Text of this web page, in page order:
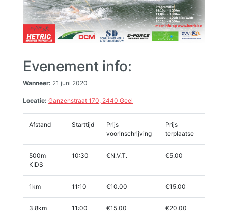
Evenement info:
Wanneer: 21 juni 2020
Locatie: Ganzenstraat 170, 2440 Geel
Afstand Starttijd
Prijs
voorinschrijving
Prijs
terplaatse
500m
KIDS
10:30 €N.V.T. €5.00
1km 11:10 €10.00 €15.00
3.8km 11:00 €15.00 €20.00